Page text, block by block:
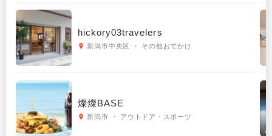
hickory03travelers
新潟市中央区 ・ その他おでかけ
燦燦BASE
新潟市 ・ アウトドア・スポーツ